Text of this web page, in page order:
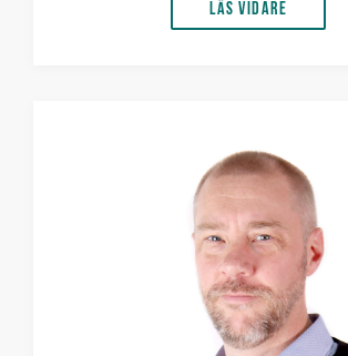
Läs vidare